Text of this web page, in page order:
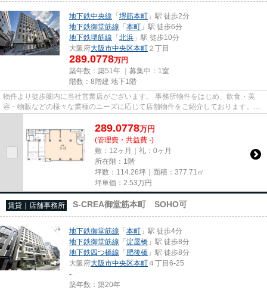
地下鉄中央線 「堺筋本町 」駅 徒歩2分
地下鉄御堂筋線 「本町 」駅 徒歩6分
地下鉄堺筋線 「北浜 」駅 徒歩10分
大阪府大阪市中央区本町 ２丁目
289.0778万円
築年数：築51年 ｜募集中： 1室
階数：8階建 地下1階
物件より徒歩圏内に当社営業店がございます。 事務所物件をはじめ、飲食・美
容・物販などの様々な業種のニーズに応じて店舗物件をご紹介しております。
尚、弊社ではおとり広告は一切...
289.0778万円
(管理費・共益費 -)
敷：12ヶ月｜礼：0ヶ月
所在階：1階
坪数：114.26坪｜面積：377.71㎡
坪単価： 2.53万円
賃貸｜店舗事務所 S-CREA御堂筋本町 SOHO可
地下鉄御堂筋線 「本町 」駅 徒歩4分
地下鉄御堂筋線 「淀屋橋 」駅 徒歩8分
地下鉄四つ橋線 「肥後橋 」駅 徒歩8分
大阪府大阪市中央区本町 ４丁目6-25
-
築年数：築20年